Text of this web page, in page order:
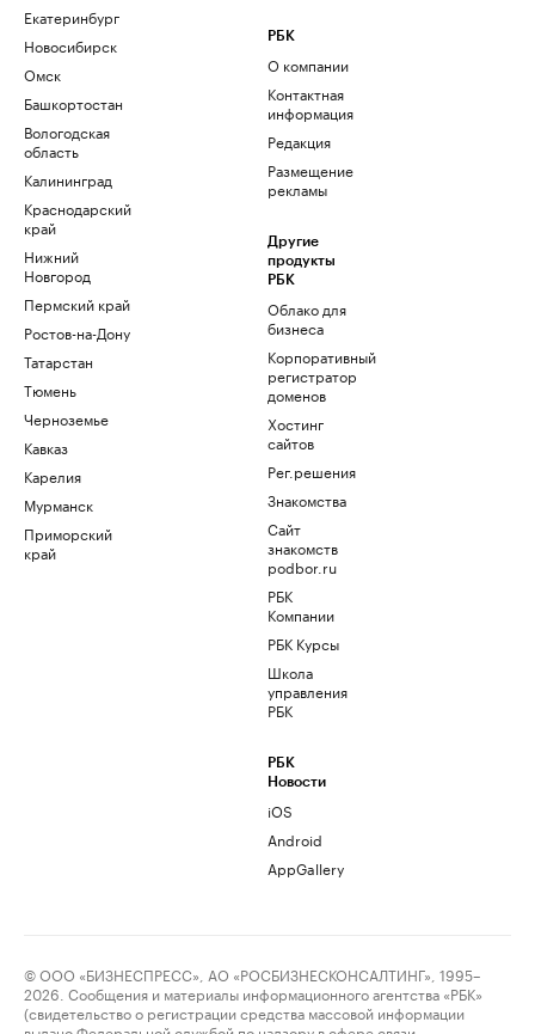
Екатеринбург
Новосибирск
Омск
Башкортостан
Вологодская
область
Калининград
Краснодарский
край
Нижний
Новгород
Пермский край
Ростов-на-Дону
Татарстан
Тюмень
Черноземье
Кавказ
Карелия
Мурманск
Приморский
край
РБК
О компании
Контактная
информация
Редакция
Размещение
рекламы
Другие
продукты
РБК
Облако для
бизнеса
Корпоративный
регистратор
доменов
Хостинг
сайтов
Рег.решения
Знакомства
Сайт
знакомств
podbor.ru
РБК
Компании
РБК Курсы
Школа
управления
РБК
РБК
Новости
iOS
Android
AppGallery
© ООО «БИЗНЕСПРЕСС», АО «РОСБИЗНЕСКОНСАЛТИНГ», 1995–
2026. Сообщения и материалы информационного агентства «РБК»
(свидетельство о регистрации средства массовой информации